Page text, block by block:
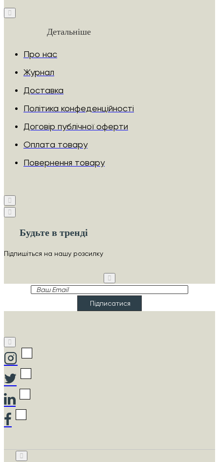
Детальніше
Про нас
Журнал
Доставка
Політика конфеденційності
Договір публічної оферти
Оплата товару
Повернення товару
Будьте в тренді
Підпишіться на нашу розсилку
Ваш
Підписатися